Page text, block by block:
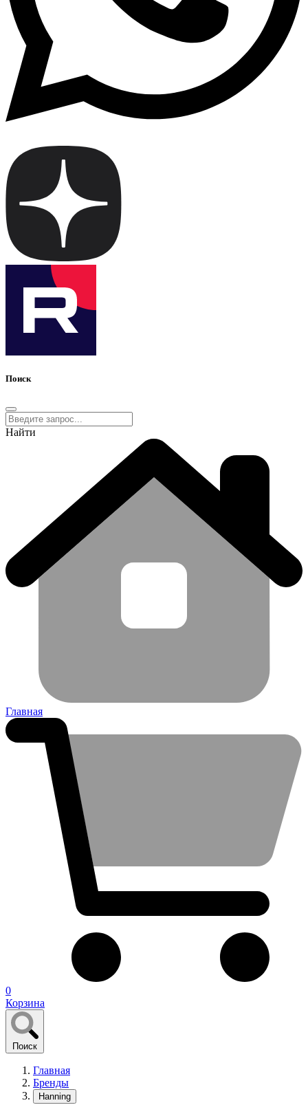
Поиск
Найти
Главная
0
Корзина
Поиск
Главная
Бренды
Hanning